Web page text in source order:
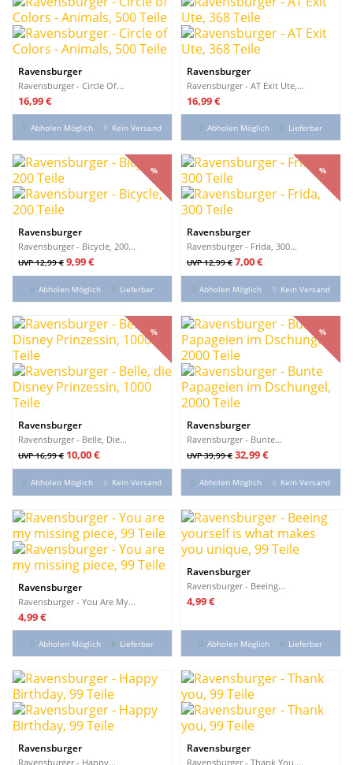
Herr der Ringe 1
Star Wars1
Preis
€
Marken
Ravensburger51
Neuheiten
Neuheiten 0
Reduzierte Artikel
Reduzierte Artikel 35
Produkte anzeigen
Ravensburger
Ravensburger - Circle Of...
Preis
16,99 €
Abholen Möglich Kein Versand
Ravensburger
Ravensburger - AT Exit Ute,...
Preis
16,99 €
Abholen Möglich Lieferbar
Ravensburger
Ravensburger - Bicycle, 200...
Verkaufspreis
UVP 12,99 €
%
Preis
9,99 €
%
Abholen Möglich Lieferbar
Ravensburger
Ravensburger - Frida, 300...
Verkaufspreis
UVP 12,99 €
%
Preis
7,00 €
%
Abholen Möglich Kein Versand
Ravensburger
Ravensburger - Belle, Die...
Verkaufspreis
UVP 16,99 €
%
Preis
10,00 €
%
Abholen Möglich Kein Versand
Ravensburger
Ravensburger - Bunte...
Verkaufspreis
UVP 39,99 €
%
Preis
32,99 €
%
Abholen Möglich Kein Versand
Ravensburger
Ravensburger - You Are My...
Preis
4,99 €
Abholen Möglich Lieferbar
Ravensburger
Ravensburger - Beeing...
Preis
4,99 €
Abholen Möglich Lieferbar
Ravensburger
Ravensburger - Happy...
Ravensburger
Ravensburger - Thank You,...